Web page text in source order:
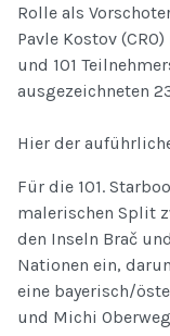
Rolle als
Pavle Kostov
und 101
ausgezeichneten
Hier der
Für die 101.
malerischen Split
den Inseln Brač
Nationen ein,
eine bayerisch/
und Michi